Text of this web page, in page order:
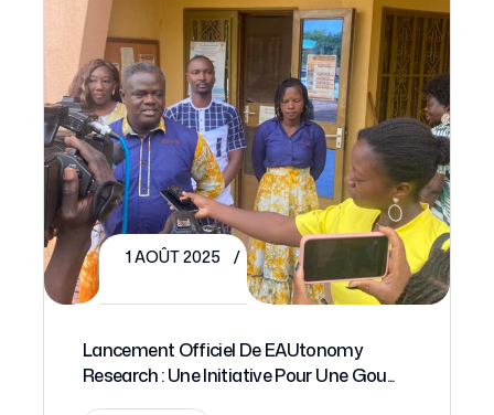
1 AOÛT 2025
Lancement Officiel De EAUtonomy
Research : Une Initiative Pour Une Gou...